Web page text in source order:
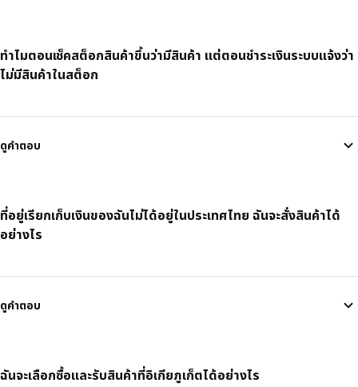
ทำไมตอนเช็คสต็อกสินค้าขึ้นว่ามีสินค้า แต่ตอนชำระเงินระบบแจ้งว่า
ไม่มีสินค้าในสต็อก
ดูคำตอบ
ที่อยู่เรียกเก็บเงินของฉันไม่ได้อยู่ในประเทศไทย ฉันจะสั่งสินค้าได้
อย่างไร
ดูคำตอบ
ฉันจะเลือกซื้อและรับสินค้าที่อิเกียภูเก็ตได้อย่างไร